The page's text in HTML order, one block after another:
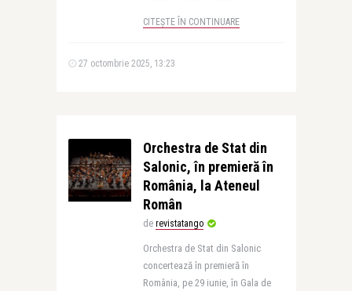
CITEȘTE ÎN CONTINUARE
27 octombrie 2025, 13:23
Orchestra de Stat din
Salonic, în premieră în
România, la Ateneul
Român
de revistatango
Orchestra de Stat din Salonic
concertează în premieră în
România, pe 29 iunie, în Gala de